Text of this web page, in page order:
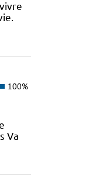
100%
Va